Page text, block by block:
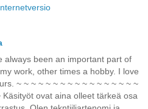
always been an important part of
work, other times a hobby. I love
~ ~ ~ ~ ~ ~ ~ ~ ~ ~ ~ ~ ~ ~ ~ ~ ~
Käsityöt ovat aina olleet tärkeä osa